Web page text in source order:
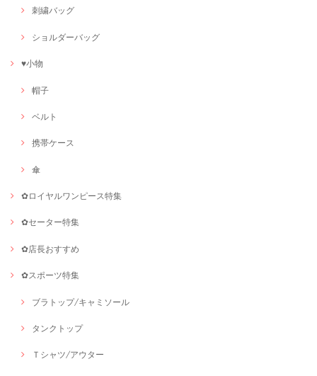
刺繍バッグ
ショルダーバッグ
♥小物
帽子
ベルト
携帯ケース
傘
✿ロイヤルワンピース特集
✿セーター特集
✿店長おすすめ
✿スポーツ特集
ブラトップ/キャミソール
タンクトップ
Ｔシャツ/アウター